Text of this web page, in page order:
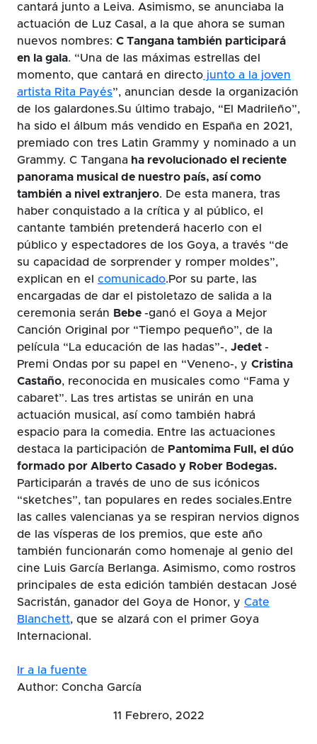
cantará junto a Leiva. Asimismo, se anunciaba la
actuación de Luz Casal, a la que ahora se suman
nuevos nombres: C Tangana también participará
en la gala. “Una de las máximas estrellas del
momento, que cantará en directo junto a la joven
artista Rita Payés”, anuncian desde la organización
de los galardones.Su último trabajo, “El Madrileño”,
ha sido el álbum más vendido en España en 2021,
premiado con tres Latin Grammy y nominado a un
Grammy. C Tangana ha revolucionado el reciente
panorama musical de nuestro país, así como
también a nivel extranjero. De esta manera, tras
haber conquistado a la crítica y al público, el
cantante también pretenderá hacerlo con el
público y espectadores de los Goya, a través “de
su capacidad de sorprender y romper moldes”,
explican en el comunicado.Por su parte, las
encargadas de dar el pistoletazo de salida a la
ceremonia serán Bebe -ganó el Goya a Mejor
Canción Original por “Tiempo pequeño”, de la
película “La educación de las hadas”-, Jedet -
Premi Ondas por su papel en “Veneno-, y Cristina
Castaño, reconocida en musicales como “Fama y
cabaret”. Las tres artistas se unirán en una
actuación musical, así como también habrá
espacio para la comedia. Entre las actuaciones
destaca la participación de Pantomima Full, el dúo
formado por Alberto Casado y Rober Bodegas.
Participarán a través de uno de sus icónicos
“sketches”, tan populares en redes sociales.Entre
las calles valencianas ya se respiran nervios dignos
de las vísperas de los premios, que este año
también funcionarán como homenaje al genio del
cine Luis García Berlanga. Asimismo, como rostros
principales de esta edición también destacan José
Sacristán, ganador del Goya de Honor, y Cate
Blanchett, que se alzará con el primer Goya
Internacional.
Ir a la fuente
Author: Concha García
11 Febrero, 2022